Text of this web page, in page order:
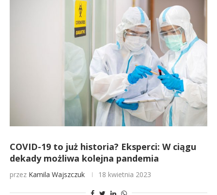
COVID-19 to już historia? Eksperci: W ciągu
dekady możliwa kolejna pandemia
przez Kamila Wajszczuk 18 kwietnia 2023